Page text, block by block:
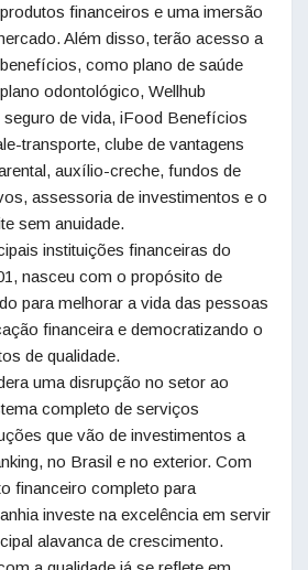
financeiros e uma imersão
Além disso, terão acesso a
como plano de saúde
odontológico, Wellhub
de vida, iFood Benefícios
transporte, clube de vantagens
auxílio-creche, fundos de
assessoria de investimentos e o
sem anuidade.
instituições financeiras do
nasceu com o propósito de
para melhorar a vida das pessoas
financeira e democratizando o
de qualidade.
uma disrupção no setor ao
completo de serviços
que vão de investimentos a
no Brasil e no exterior. Com
financeiro completo para
investe na excelência em servir
alavanca de crescimento.